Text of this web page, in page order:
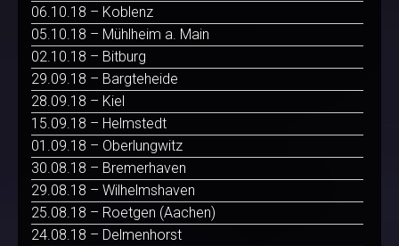
06.10.18 – Koblenz
05.10.18 – Mühlheim a. Main
02.10.18 – Bitburg
29.09.18 – Bargteheide
28.09.18 – Kiel
15.09.18 – Helmstedt
01.09.18 – Oberlungwitz
30.08.18 – Bremerhaven
29.08.18 – Wilhelmshaven
25.08.18 – Roetgen (Aachen)
24.08.18 – Delmenhorst